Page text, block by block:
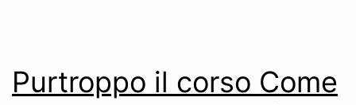
Purtroppo il corso Come